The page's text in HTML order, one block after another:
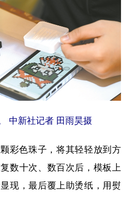
健康
图片 政务
金融
信息化 数字经济
银龄
亚太网 上市公司
中新社记者 田雨昊摄
色珠子，将其轻轻放到方
数十次、数百次后，模板上
现，最后覆上助烫纸，用熨